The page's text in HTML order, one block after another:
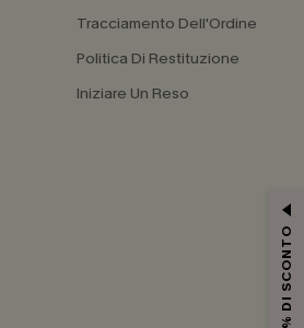
Tracciamento Dell'Ordine
Politica Di Restituzione
Iniziare Un Reso
15% DI SCONTO